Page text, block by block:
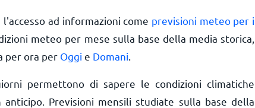
ad informazioni come previsioni meteo per i
meteo per mese sulla base della media storica,
per ora per Oggi e Domani
permettono di sapere le condizioni climatiche
Previsioni mensili studiate sulla base della